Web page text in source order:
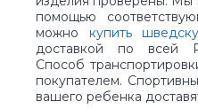
помощью
можно купить
доставкой по всей
Способ
покупателем.
вашего ребенка